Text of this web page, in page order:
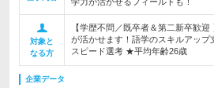
対象と
なる方
【学歴不問／既卒者＆第二新卒歓
が活かせます！語学のスキルアッ
スピード選考 ★平均年齢26歳
企業データ